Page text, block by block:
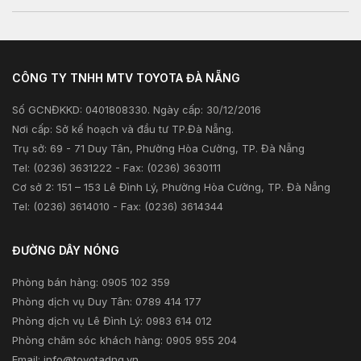
Sản phẩm
Xã hội
Thông tin khác
CÔNG TY TNHH MTV TOYOTA ĐÀ NẴNG
Số GCNĐKKD: 0401808330. Ngày cấp: 30/12/2016
Nơi cấp: Sở kế hoạch và đầu tư TP.Đà Nẵng.
Trụ sở: 69 - 71 Duy Tân, Phường Hòa Cường, TP. Đà Nẵng
Tel: (0236) 3631222 - Fax: (0236) 3630111
Cơ sở 2: 151 – 153 Lê Đình Lý, Phường Hòa Cường, TP. Đà Nẵng
Tel: (0236) 3614010 - Fax: (0236) 3614344
ĐƯỜNG DÂY NÓNG
Phòng bán hàng: 0905 102 359
Phòng dịch vụ Duy Tân: 0789 414 177
Phòng dịch vụ Lê Đình Lý: 0983 614 012
Phòng chăm sóc khách hàng: 0905 955 204